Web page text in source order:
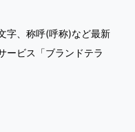
字、称呼(呼称)など最新
ービス「ブランドテラ